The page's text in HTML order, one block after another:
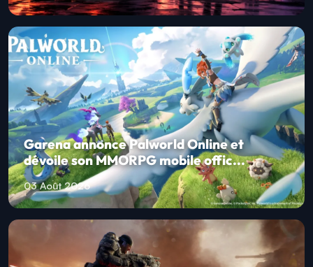
Garena annonce Palworld Online et
dévoile son MMORPG mobile offic...
03 Août 2026